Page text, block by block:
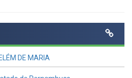
DE MARIA